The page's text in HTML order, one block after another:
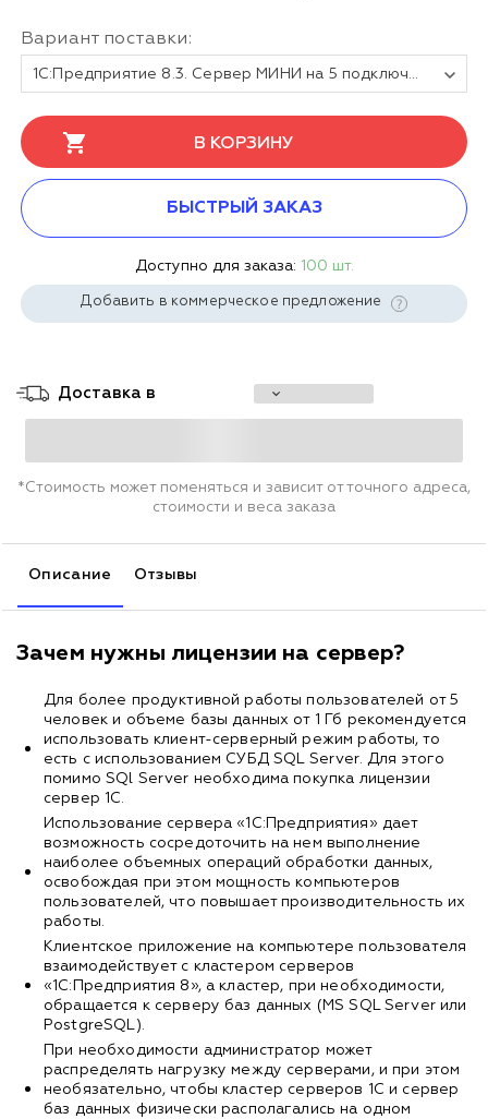
Вариант поставки:
1С:Предприятие 8.3. Сервер МИНИ на 5 подключений
В КОРЗИНУ
БЫСТРЫЙ ЗАКАЗ
Доступно для заказа: 100 шт.
Добавить в коммерческое предложение
Доставка в
*Стоимость может поменяться и зависит от точного адреса,
стоимости и веса заказа
Описание Отзывы
Зачем нужны лицензии на сервер?
Для более продуктивной работы пользователей от 5
человек и объеме базы данных от 1 Гб рекомендуется
использовать клиент-серверный режим работы, то
есть с использованием СУБД SQL Server. Для этого
помимо SQl Server необходима покупка лицензии
сервер 1С.
Использование сервера «1С:Предприятия» дает
возможность сосредоточить на нем выполнение
наиболее объемных операций обработки данных,
освобождая при этом мощность компьютеров
пользователей, что повышает производительность их
работы.
Клиентское приложение на компьютере пользователя
взаимодействует с кластером серверов
«1С:Предприятия 8», а кластер, при необходимости,
обращается к серверу баз данных (MS SQL Server или
PostgreSQL).
При необходимости администратор может
распределять нагрузку между серверами, и при этом
необязательно, чтобы кластер серверов 1С и сервер
баз данных физически располагались на одном